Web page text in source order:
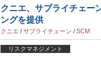
クニエ、サプライチェー
ングを提供
クニエ /サプライチェーン /SCM
リスクマネジメント